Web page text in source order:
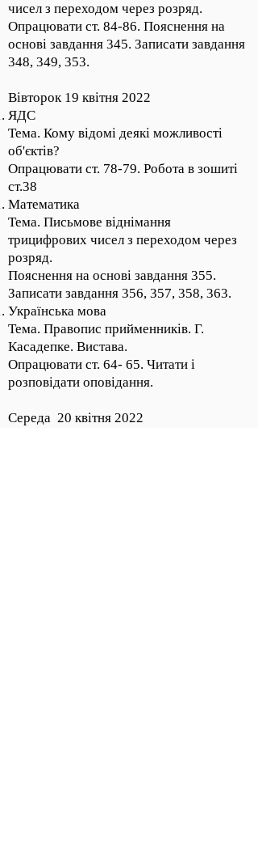
чисел з переходом через розряд.
Опрацювати ст. 84-86. Пояснення на
основі завдання 345. Записати завдання
348, 349, 353.
Вівторок 19 квітня 2022
ЯДС
Тема. Кому відомі деякі можливості
об'єктів?
Опрацювати ст. 78-79. Робота в зошиті
ст.38
Математика
Тема. Письмове віднімання
трицифрових чисел з переходом через
розряд.
Пояснення на основі завдання 355.
Записати завдання 356, 357, 358, 363.
Українська мова
Тема. Правопис прийменників. Г.
Касадепке. Вистава.
Опрацювати ст. 64- 65. Читати і
розповідати оповідання.
Середа 20 квітня 2022